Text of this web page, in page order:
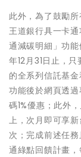
此外，為了鼓勵
王道銀行具一卡
通減碳明細」功
年12月31日止，
的全系列信託基
功能後於網頁透
碼1%優惠；此外
上，次月即可享
次；完成前述任
通綠點回饋計畫